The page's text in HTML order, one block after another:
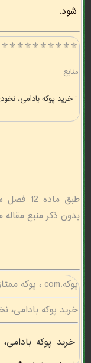
شود.
منابع
" خرید پوکه بادامی،
طبق
بدون ذکر منبع مقاله
پوکه.com ، پوكه ممتاز قروه
خرید پوکه بادامی،
خرید پوکه